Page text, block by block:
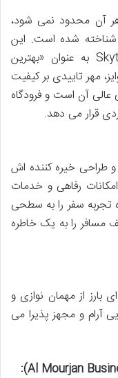
آن محدود نمی شود،
شناخته شده است. این
فرودگاه بارها توسط موسسه معتبر Skytrax به عنوان «بهترین
مهر تاییدی بر کیفیت
عالی آن است و فرودگاه
قرار می دهد.
و طراحی خیره کننده اش
رفاهی و خدمات
تجربه سفر را به سطحی
مسافر را به یک خاطره
بارز از مهمان نوازی و
آرام و مجهز پذیرا می